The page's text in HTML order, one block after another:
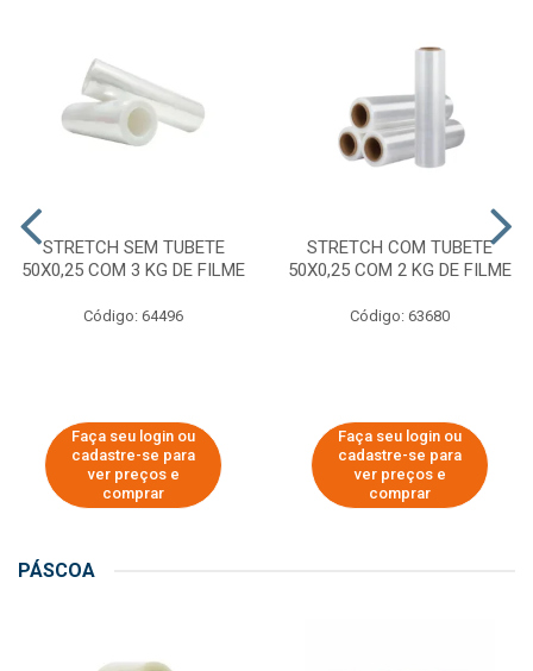
STRETCH SEM TUBETE
50X0,25 COM 3 KG DE FILME
Código: 64496
Faça seu login ou
cadastre-se para
ver preços e
comprar
STRETCH COM TUBETE
50X0,25 COM 2 KG DE FILME
Código: 63680
Faça seu login ou
cadastre-se para
ver preços e
comprar
PÁSCOA